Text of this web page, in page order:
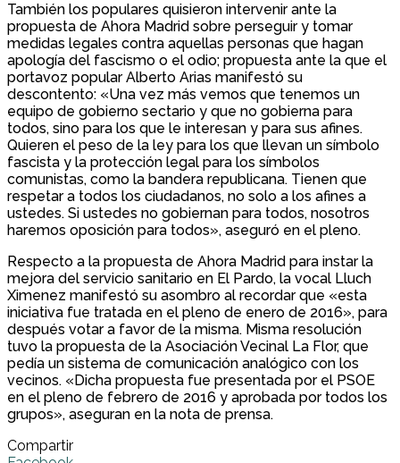
También los populares quisieron intervenir ante la
propuesta de Ahora Madrid sobre perseguir y tomar
medidas legales contra aquellas personas que hagan
apología del fascismo o el odio; propuesta ante la que el
portavoz popular Alberto Arias manifestó su
descontento: «Una vez más vemos que tenemos un
equipo de gobierno sectario y que no gobierna para
todos, sino para los que le interesan y para sus afines.
Quieren el peso de la ley para los que llevan un símbolo
fascista y la protección legal para los símbolos
comunistas, como la bandera republicana. Tienen que
respetar a todos los ciudadanos, no solo a los afines a
ustedes. Si ustedes no gobiernan para todos, nosotros
haremos oposición para todos», aseguró en el pleno.
Respecto a la propuesta de Ahora Madrid para instar la
mejora del servicio sanitario en El Pardo, la vocal Lluch
Ximenez manifestó su asombro al recordar que «esta
iniciativa fue tratada en el pleno de enero de 2016», para
después votar a favor de la misma. Misma resolución
tuvo la propuesta de la Asociación Vecinal La Flor, que
pedía un sistema de comunicación analógico con los
vecinos. «Dicha propuesta fue presentada por el PSOE
en el pleno de febrero de 2016 y aprobada por todos los
grupos», aseguran en la nota de prensa.
Compartir